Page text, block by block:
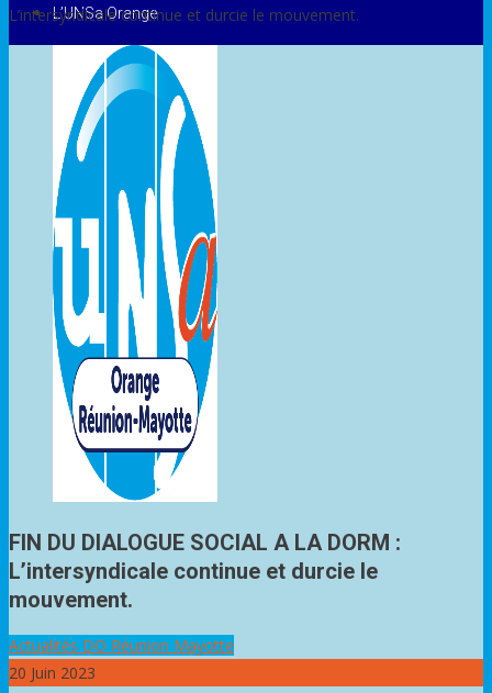
L’UNSa Orange
L’organisation
Qui sommes nous ?
Nous rejoindre
Le Bureau National
Nous contacter
Notre NewsLetter
L’intersyndicale continue et durcie le mouvement.
FIN DU DIALOGUE SOCIAL A LA DORM :
L’intersyndicale continue et durcie le
mouvement.
Actualités DO Réunion Mayotte
20 Juin 2023